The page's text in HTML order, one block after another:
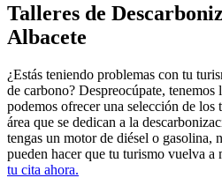
Talleres de
Albacete
¿Estás teniendo problemas con tu
de carbono? Despreocúpate,
podemos ofrecer una selección de los
área que se dedican a la
tengas un motor de diésel o gasolina,
pueden hacer que tu turismo vuelva a
tu cita ahora.